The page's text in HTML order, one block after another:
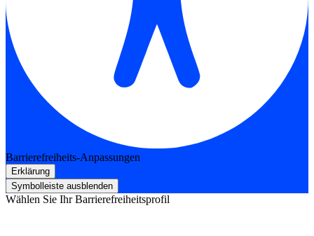
Barrierefreiheits-Anpassungen
Erklärung
Symbolleiste ausblenden
Wählen Sie Ihr Barrierefreiheitsprofil